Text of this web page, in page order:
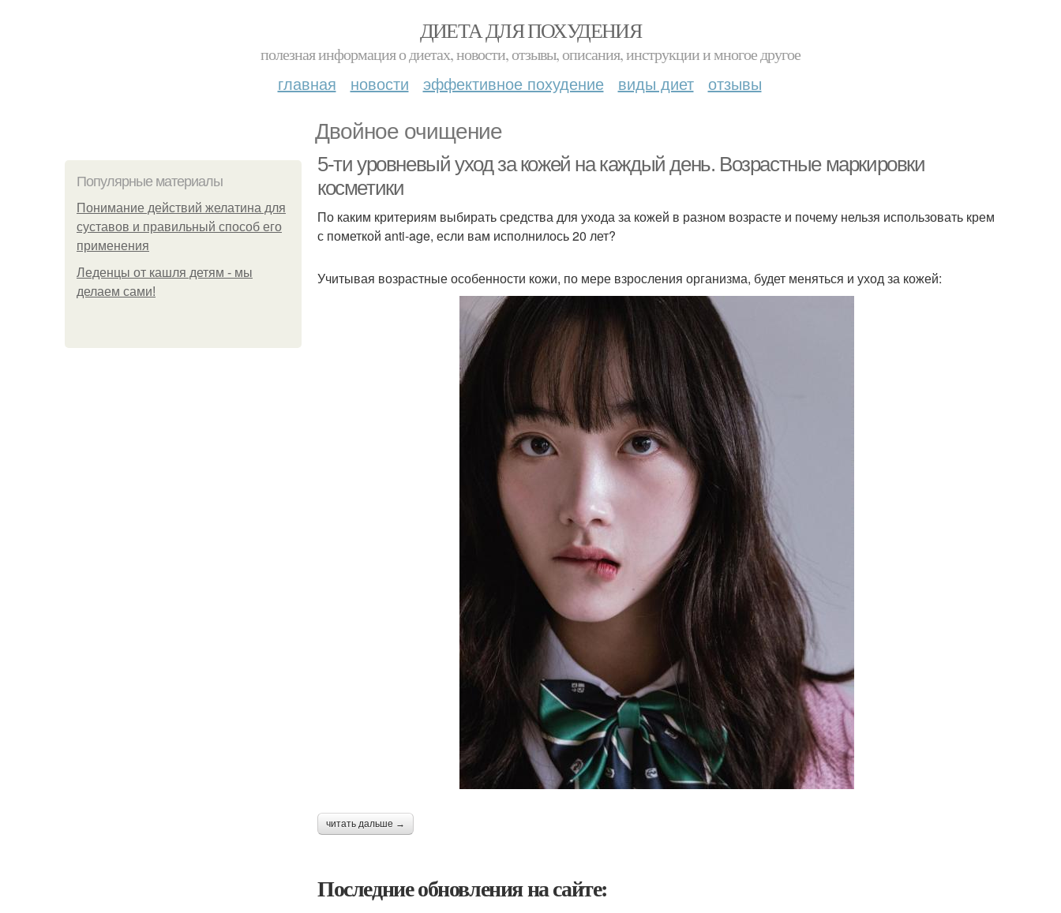
ДИЕТА ДЛЯ ПОХУДЕНИЯ
полезная информация о диетах, новости, отзывы, описания, инструкции и многое другое
главная новости эффективное похудение виды диет отзывы
Двойное очищение
Популярные материалы
Понимание действий желатина для
суставов и правильный способ его
применения
Леденцы от кашля детям - мы
делаем сами!
5-ти уровневый уход за кожей на каждый день. Возрастные маркировки
косметики
По каким критериям выбирать средства для ухода за кожей в разном возрасте и почему нельзя использовать крем
с пометкой anti-age, если вам исполнилось 20 лет?
Учитывая возрастные особенности кожи, по мере взросления организма, будет меняться и уход за кожей:
читать дальше →
Последние обновления на сайте: